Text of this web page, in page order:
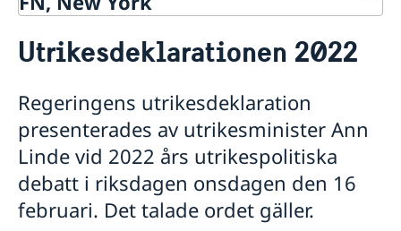
Våra medarbetare
Handläggare för protokollära och
värdlandsrelaterade frågor
Kontakt
Praktiktjänstgöring
Regler för praktiktjänstgöring
Sverige i FN
Svenskar i FN
Jobb, praktik och volontärarbete
Möt svenskar i FN
Martin Moks
Sofia Calltorp
Utrikesdeklarationen 2022
Regeringens utrikesdeklaration
presenterades av utrikesminister Ann
Linde vid 2022 års utrikespolitiska
debatt i riksdagen onsdagen den 16
februari. Det talade ordet gäller.